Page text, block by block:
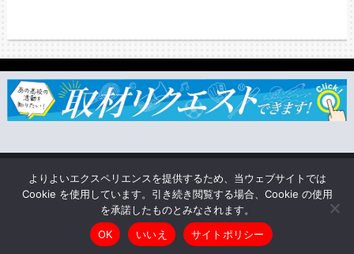
企業情報
Copyright © ジュニアアスリートプラス松本 All rights reserved.
よりよいエクスペリエンスを提供するため、当ウェブサイトでは
Cookie を使用しています。引き続き閲覧する場合、Cookie の使用
を承諾したものとみなされます。
OK
いいえ サイトポリシー